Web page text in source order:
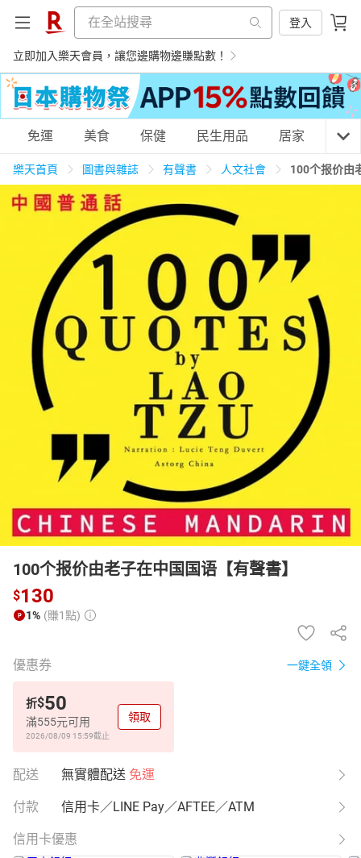
登入
立即加入樂天會員，讓您邊購物邊賺點數！
購物網分類
天天免運 美食蛋糕 養生保健
居家生活 3C家電 運動休閒 親子玩具
女裝 男裝 化妝保養 情趣用品
電子/紙本書
HOT
免運 美食 保健 民生用品 居家 3C
樂天首頁 圖書與雜誌 有聲書 人文社會 100个报价由
100个报价由老子在中国国语【有聲書】
$130
1% (賺1點)
優惠券 一鍵全領
折$50
滿555元可用
2026/08/09 15:59截止
領取
配送 無實體配送 免運
付款 信用卡／LINE Pay／AFTEE／ATM
信用卡優惠